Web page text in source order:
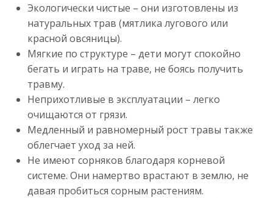
Экологически чистые – они изготовлены из
натуральных трав (мятлика лугового или
красной овсяницы).
Мягкие по структуре – дети могут спокойно
бегать и играть на траве, не боясь получить
травму.
Неприхотливые в эксплуатации – легко
очищаются от грязи.
Медленный и равномерный рост травы также
облегчает уход за ней.
Не имеют сорняков благодаря корневой
системе. Они намертво врастают в землю, не
давая пробиться сорным растениям.